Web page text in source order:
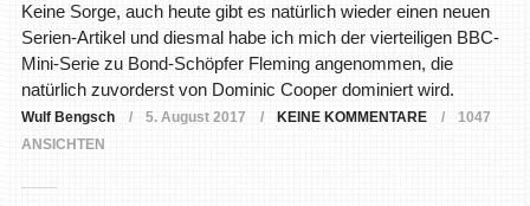
Keine Sorge, auch heute gibt es natürlich wieder einen neuen
Serien-Artikel und diesmal habe ich mich der vierteiligen BBC-
Mini-Serie zu Bond-Schöpfer Fleming angenommen, die
natürlich zuvorderst von Dominic Cooper dominiert wird.
Wulf Bengsch 5. August 2017 KEINE KOMMENTARE
1047
ANSICHTEN